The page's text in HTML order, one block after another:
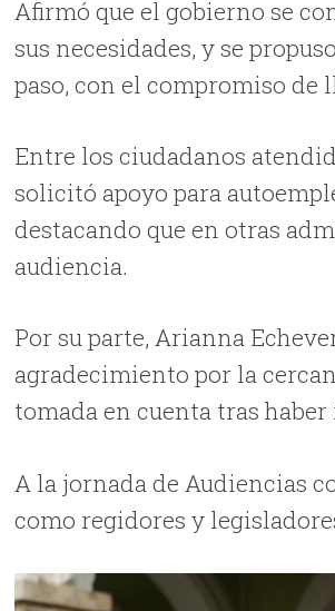
Afirmó que el gobierno se
sus necesidades, y se
paso, con el compromiso de
Entre los ciudadanos
solicitó apoyo para
destacando que en otras
audiencia.
Por su parte, Arianna
agradecimiento por la
tomada en cuenta tras
A la jornada de Audiencias
como regidores y